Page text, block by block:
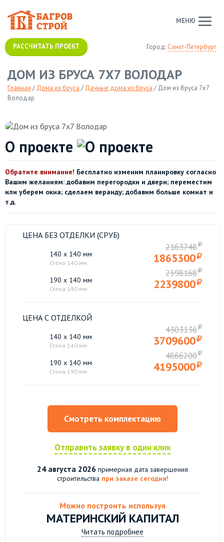
Город: Санкт-Петербург
РАССЧИТАТЬ ПРОЕКТ
МЕНЮ
ДОМ ИЗ БРУСА 7Х7 ВОЛОДАР
Главная / Дома из бруса / Дачные дома из бруса / Дом из бруса 7х7
Володар
О проекте
Обратите внимание! Бесплатно изменим планировку согласно
Вашим желаниям: добавим перегородки и двери; переместим
или уберем окна; сделаем веранду; добавим больше комнат и
т.д.
ЦЕНА БЕЗ ОТДЕЛКИ (СРУБ)
140 x 140 мм
Стена 140 мм
2163748
1865300
190 x 140 мм
Стена 190 мм
2598168
2239800
ЦЕНА С ОТДЕЛКОЙ
140 x 140 мм
Стена 140 мм
4303136
3709600
190 x 140 мм
Стена 190 мм
4866200
4195000
Смотреть комплектацию
Отправить заявку в один клик
24 августа 2026 примерная дата завершения
строительства при заказе сегодня!
Можно построить используя
МАТЕРИНСКИЙ КАПИТАЛ
Читать подробнее